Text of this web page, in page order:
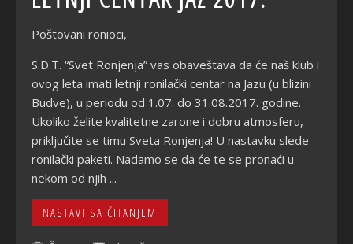
Poštovani ronioci,
S.D.T. “Svet Ronjenja” vas obaveštava da će naš klub i
ovog leta imati letnji ronilački centar na Jazu (u blizini
Budve), u periodu od 1.07. do 31.08.2017. godine.
Ukoliko želite kvalitetne zarone i dobru atmosferu,
priključite se timu Sveta Ronjenja! U nastavku slede
ronilački paketi. Nadamo se da će te se pronaći u
nekom od njih ...
NASTAVI SA ČITANJEM